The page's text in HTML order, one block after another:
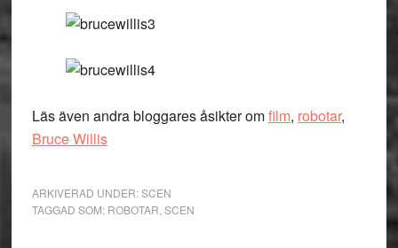
Läs även andra bloggares åsikter omfilm, robotar,
Bruce Willis
ARKIVERAD UNDER:SCEN
TAGGAD SOM: ROBOTAR SCEN